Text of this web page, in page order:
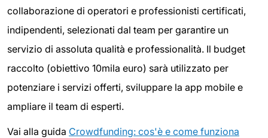
collaborazione di operatori e professionisti certificati,
indipendenti, selezionati dal team per garantire un
servizio di assoluta qualità e professionalità. Il budget
raccolto (obiettivo 10mila euro) sarà utilizzato per
potenziare i servizi offerti, sviluppare la app mobile e
ampliare il team di esperti.
Vai alla guida Crowdfunding: cos'è e come funziona